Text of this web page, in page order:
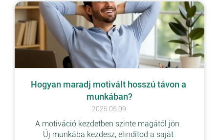
Hogyan maradj motivált hosszú távon a
munkában?
2025.05.09.
A motiváció kezdetben szinte magától jön.
Új munkába kezdesz, elindítod a saját